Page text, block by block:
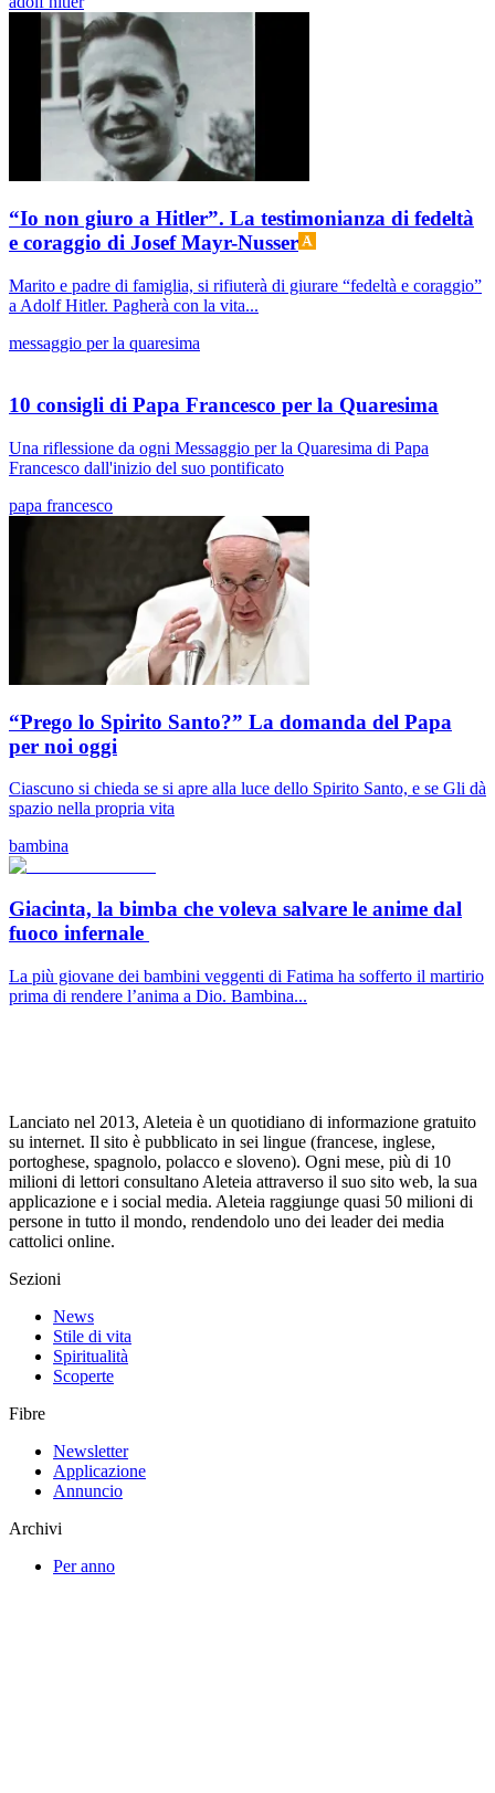
“Io non giuro a Hitler”. La testimonianza di fedeltà
e coraggio di Josef Mayr-Nusser
Marito e padre di famiglia, si rifiuterà di giurare “fedeltà e coraggio”
a Adolf Hitler. Pagherà con la vita...
messaggio per la quaresima
10 consigli di Papa Francesco per la Quaresima
Una riflessione da ogni Messaggio per la Quaresima di Papa
Francesco dall'inizio del suo pontificato
papa francesco
“Prego lo Spirito Santo?” La domanda del Papa
per noi oggi
Ciascuno si chieda se si apre alla luce dello Spirito Santo, e se Gli dà
spazio nella propria vita
bambina
Giacinta, la bimba che voleva salvare le anime dal
fuoco infernale
La più giovane dei bambini veggenti di Fatima ha sofferto il martirio
prima di rendere l’anima a Dio. Bambina...
Lanciato nel 2013, Aleteia è un quotidiano di informazione gratuito
su internet. Il sito è pubblicato in sei lingue (francese, inglese,
portoghese, spagnolo, polacco e sloveno). Ogni mese, più di 10
milioni di lettori consultano Aleteia attraverso il suo sito web, la sua
applicazione e i social media. Aleteia raggiunge quasi 50 milioni di
persone in tutto il mondo, rendendolo uno dei leader dei media
cattolici online.
Sezioni
News
Stile di vita
Spiritualità
Scoperte
Fibre
Newsletter
Applicazione
Annuncio
Archivi
Per anno